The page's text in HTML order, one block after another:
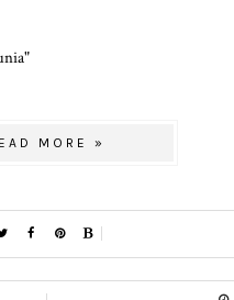
MORE »